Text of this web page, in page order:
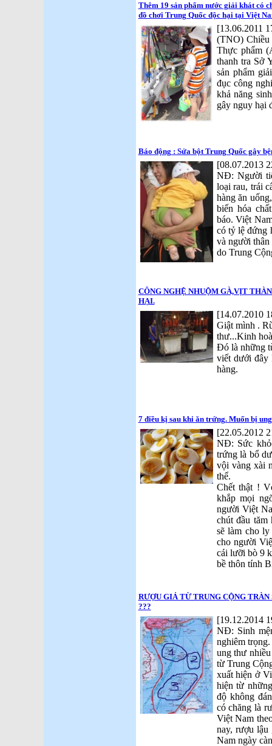
Thêm 19 sản phẩm nước giải khát có
đồ chơi Trung Quốc độc hại tại Việt
[13.06.2011
(TNO)
Thực phẩm
thanh tra Sở
sản phẩm
đục công
khả năng
gây nguy hại
Báo động : Sửa bột Trung Quốc gây
[08.07.2013
NĐ: Người
loại rau, trái
hàng ăn
biến hóa
báo. Việt
có tỷ lệ đứng
và người
do Trung
CÔNG NGHỆ NHUỘM GÀ,VỊT
HẠI.
[14.07.2010
Giật mình .
thư...Kinh
Đó là những
viết dưới đây
hàng.
7 điều kị sau khi ăn trứng. Muốn bị
[22.05.2012
NĐ: Sức
trứng là bổ
vội vàng xài
thể.
Chết thật !
khắp mọi
người Việt
chút đầu tăm
sẽ làm cho
cho người
cái lưỡi bò 9
bề thôn tính
RƯỢU GIẢ TỪ TRUNG CỘNG
???
[19.12.2014
NĐ: Sinh
nghiêm
ung thư
từ Trung
xuất hiện ở
hiện từ
độ không
có chăng là
Việt Nam
nay, rượu lậu
Nam ngày